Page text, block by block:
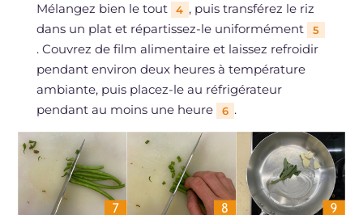
Mélangez bien le tout 4 , puis transférez le riz
dans un plat et répartissez-le uniformément
5
. Couvrez de film alimentaire et laissez refroidir
pendant environ deux heures à température
ambiante, puis placez-le au réfrigérateur
pendant au moins une heure
6 .